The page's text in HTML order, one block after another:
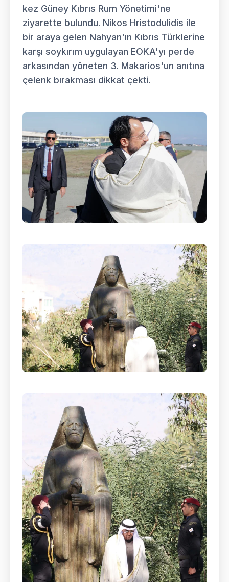
kez Güney Kıbrıs Rum Yönetimi'ne
ziyarette bulundu. Nikos Hristodulidis ile
bir araya gelen Nahyan'ın Kıbrıs Türklerine
karşı soykırım uygulayan EOKA'yı perde
arkasından yöneten 3. Makarios'un anıtına
çelenk bırakması dikkat çekti.